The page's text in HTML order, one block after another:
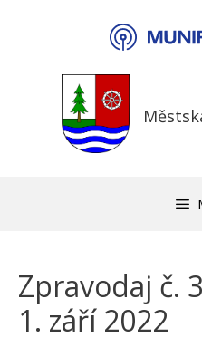
Zpravodaj č.
1. září 2022